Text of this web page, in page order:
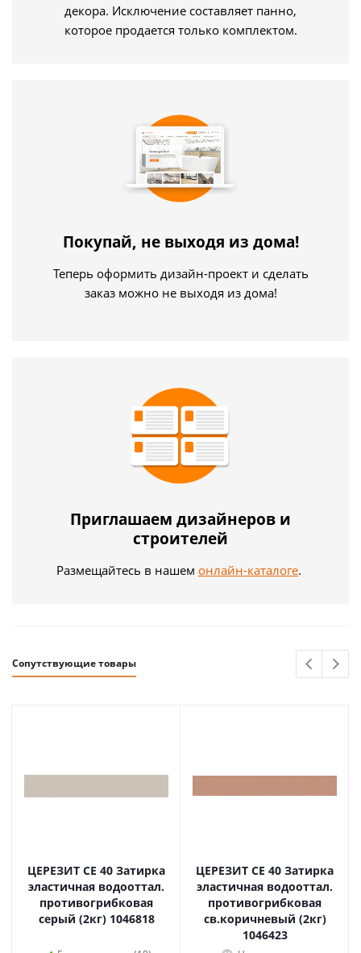
декора. Исключение составляет панно,
которое продается только комплектом.
Покупай, не выходя из дома!
Теперь оформить дизайн-проект и сделать
заказ можно не выходя из дома!
Приглашаем дизайнеров и
строителей
Размещайтесь в нашем онлайн-каталоге.
Сопутствующие товары
ЦЕРЕЗИТ CE 40 Затирка
эластичная водооттал.
противогрибковая
серый (2кг) 1046818
ЦЕРЕЗИТ CE 40 Затирка
эластичная водооттал.
противогрибковая
св.коричневый (2кг)
1046423